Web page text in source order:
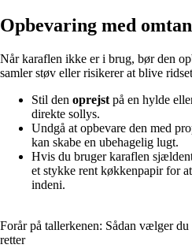
Opbevaring med
Når karaflen ikke er i brug, bør den
samler støv eller risikerer at blive
Stil den oprejst på en hylde
direkte sollys.
Undgå at opbevare den med
kan skabe en ubehagelig lugt.
Hvis du bruger karaflen
et stykke rent køkkenpapir for
indeni.
Forår på tallerkenen: Sådan vælger
retter